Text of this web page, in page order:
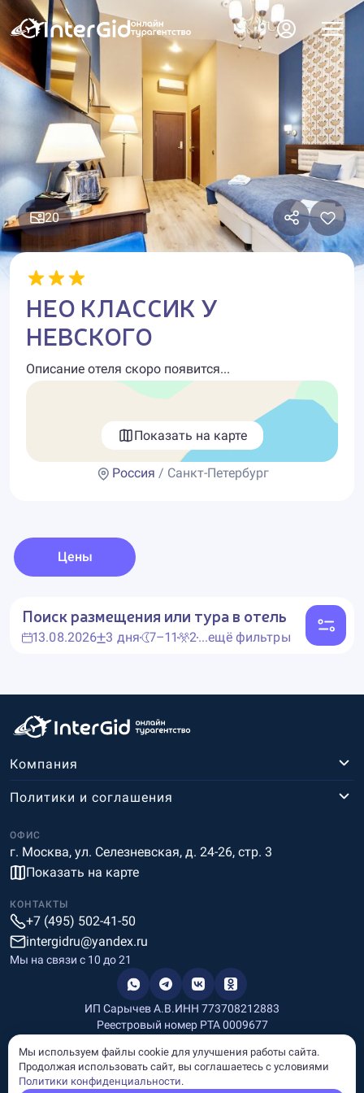
20
НЕО КЛАССИК У
НЕВСКОГО
Описание отеля скоро появится...
Показать на карте
Россия / Санкт-Петербург
Цены
Поиск размещения или тура в отель
13.08.2026 3 дня 7–11 2...ещё фильтры
Компания
ОФИС
г. Москва, ул. Селезневская, д. 24-26, стр. 3
Показать на карте
Политики и соглашения
КОНТАКТЫ
+7 (495) 502-41-50
intergidru@yandex.ru
Мы на связи c 10 до 21
ИП Сарычев А.В.ИНН 773708212883
Реестровый номер РТА 0009677
Информация, размещённая на сайте, носит информационный
характер и не является рекламой и публичной офертой.
Мы используем файлы cookie для улучшения работы сайта.
Продолжая использовать сайт, вы соглашаетесь с условиями
Политики конфиденциальности.